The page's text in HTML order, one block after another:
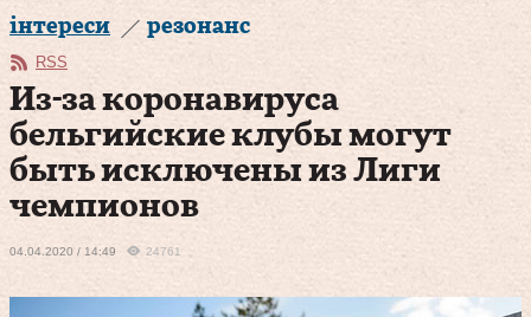
інтереси резонанс
RSS
Из-за коронавируса
бельгийские клубы могут
быть исключены из Лиги
чемпионов
04.04.2020 / 14:49 24761